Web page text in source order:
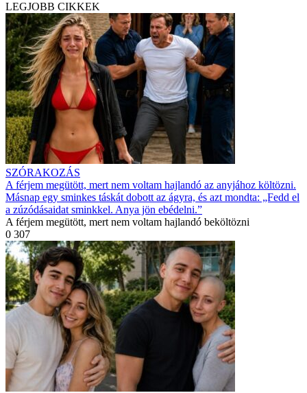
LEGJOBB CIKKEK
SZÓRAKOZÁS
A férjem megütött, mert nem voltam hajlandó az anyjához költözni.
Másnap egy sminkes táskát dobott az ágyra, és azt mondta: „Fedd el
a zúzódásaidat sminkkel. Anya jön ebédelni.”
A férjem megütött, mert nem voltam hajlandó beköltözni
0 307